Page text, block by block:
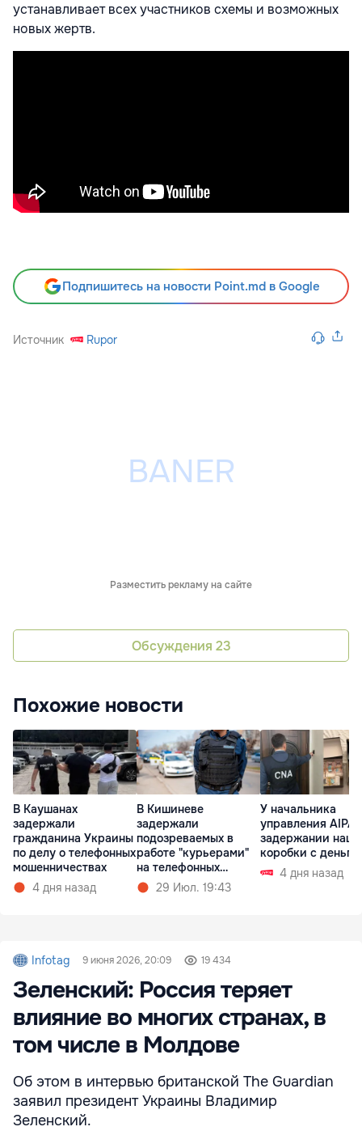
устанавливает всех участников схемы и возможных
новых жертв.
Подпишитесь на новости Point.md в Google
Источник Rupor
Разместить рекламу на сайте
Обсуждения 23
Похожие новости
В Каушанах
задержали
гражданина Украины
по делу о телефонных
мошенничествах
4 дня назад
В Кишиневе
задержали
подозреваемых в
работе "курьерами"
на телефонных
мошенников
29 Июл. 19:43
У начальника
управления AIPA
задержании
коробки с
4 дня назад
Infotag 9 июня 2026, 20:09 19 434
Зеленский: Россия теряет
влияние во многих странах, в
том числе в Молдове
Об этом в интервью британской The Guardian
заявил президент Украины Владимир
Зеленский.